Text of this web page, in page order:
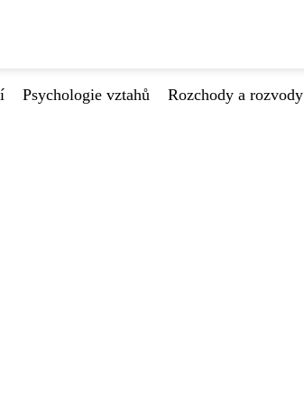
Psychologie vztahů Rozchody a rozvody